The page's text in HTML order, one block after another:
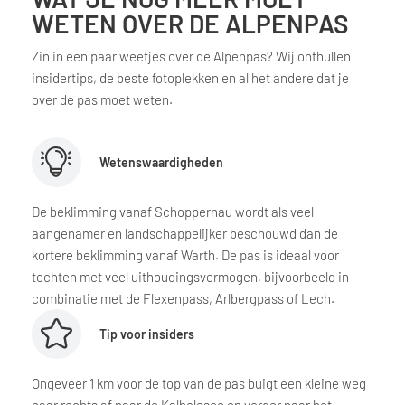
WETEN OVER DE ALPENPAS
Zin in een paar weetjes over de Alpenpas? Wij onthullen
insidertips, de beste fotoplekken en al het andere dat je
over de pas moet weten.
Wetenswaardigheden
De beklimming vanaf Schoppernau wordt als veel
aangenamer en landschappelijker beschouwd dan de
kortere beklimming vanaf Warth. De pas is ideaal voor
tochten met veel uithoudingsvermogen, bijvoorbeeld in
combinatie met de Flexenpass, Arlbergpass of Lech.
Tip voor insiders
Ongeveer 1 km voor de top van de pas buigt een kleine weg